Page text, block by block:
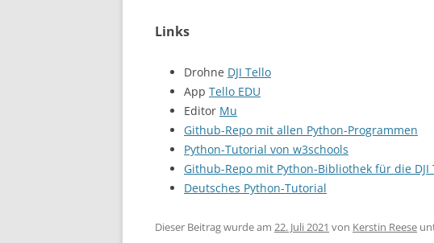
Links
Drohne DJI Tello
App Tello EDU
Editor Mu
Github-Repo mit allen Python-Programmen
Python-Tutorial von w3schools
Github-Repo mit Python-Bibliothek für die DJI
Deutsches Python-Tutorial
Dieser Beitrag wurde am 22. Juli 2021 von Kerstin Reese